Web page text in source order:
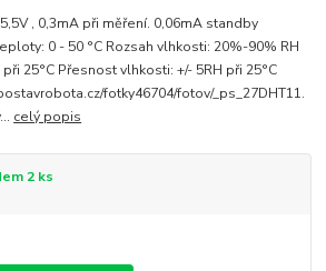
, 0,3mA při měření. 0,06mA standby
0 - 50 °C Rozsah vlhkosti: 20%-90% RH
25°C Přesnost vlhkosti: +/- 5RH při 25°C
fotky46704/fotov/_ps_27DHT11.
celý popis
2 ks